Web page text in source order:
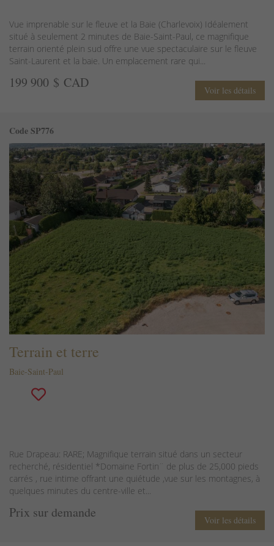
Vue imprenable sur le fleuve et la Baie (Charlevoix) Idéalement
situé à seulement 2 minutes de Baie-Saint-Paul, ce magnifique
terrain orienté plein sud offre une vue spectaculaire sur le fleuve
Saint-Laurent et la baie. Un emplacement rare qui...
199 900 $ CAD Voir les détails
Code SP776
Terrain et terre
Baie-Saint-Paul
Rue Drapeau: RARE; Magnifique terrain situé dans un secteur
recherché, résidentiel *Domaine Fortin¨ de plus de 25,000 pieds
carrés , rue intime offrant une quiétude ,vue sur les montagnes, à
quelques minutes du centre-ville et...
Prix sur demande Voir les détails